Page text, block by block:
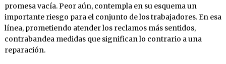
promesa vacía. Peor aún, contempla en su esquema un
importante riesgo para el conjunto de los trabajadores. En esa
línea, prometiendo atender los reclamos más sentidos,
contrabandea medidas que significan lo contrario a una
reparación.